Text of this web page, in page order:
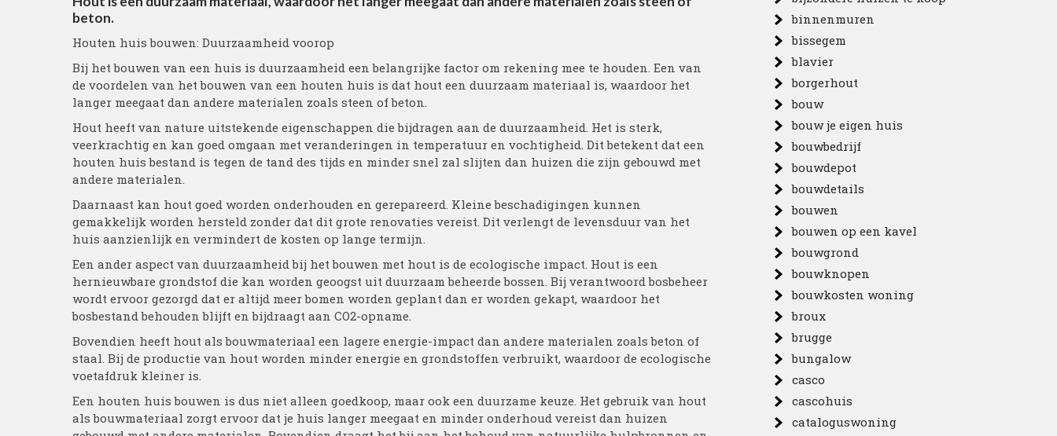
beton.
Houten huis bouwen: Duurzaamheid voorop
Bij het bouwen van een huis is duurzaamheid een belangrijke factor om rekening mee te houden. Een van
de voordelen van het bouwen van een houten huis is dat hout een duurzaam materiaal is, waardoor het
langer meegaat dan andere materialen zoals steen of beton.
Hout heeft van nature uitstekende eigenschappen die bijdragen aan de duurzaamheid. Het is sterk,
veerkrachtig en kan goed omgaan met veranderingen in temperatuur en vochtigheid. Dit betekent dat een
houten huis bestand is tegen de tand des tijds en minder snel zal slijten dan huizen die zijn gebouwd met
andere materialen.
Daarnaast kan hout goed worden onderhouden en gerepareerd. Kleine beschadigingen kunnen
gemakkelijk worden hersteld zonder dat dit grote renovaties vereist. Dit verlengt de levensduur van het
huis aanzienlijk en vermindert de kosten op lange termijn.
Een ander aspect van duurzaamheid bij het bouwen met hout is de ecologische impact. Hout is een
hernieuwbare grondstof die kan worden geoogst uit duurzaam beheerde bossen. Bij verantwoord bosbeheer
wordt ervoor gezorgd dat er altijd meer bomen worden geplant dan er worden gekapt, waardoor het
bosbestand behouden blijft en bijdraagt aan CO2-opname.
Bovendien heeft hout als bouwmateriaal een lagere energie-impact dan andere materialen zoals beton of
staal. Bij de productie van hout worden minder energie en grondstoffen verbruikt, waardoor de ecologische
voetafdruk kleiner is.
Een houten huis bouwen is dus niet alleen goedkoop, maar ook een duurzame keuze. Het gebruik van hout
als bouwmateriaal zorgt ervoor dat je huis langer meegaat en minder onderhoud vereist dan huizen
binnenmuren
bissegem
blavier
borgerhout
bouw
bouw je eigen huis
bouwbedrijf
bouwdepot
bouwdetails
bouwen
bouwen op een kavel
bouwgrond
bouwknopen
bouwkosten woning
broux
brugge
bungalow
casco
cascohuis
cataloguswoning